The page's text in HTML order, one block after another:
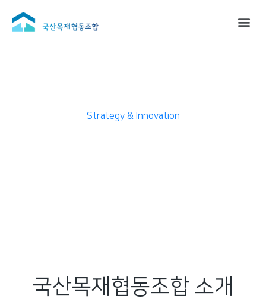
Strategy & Innovation
국산목재협동조합 소개